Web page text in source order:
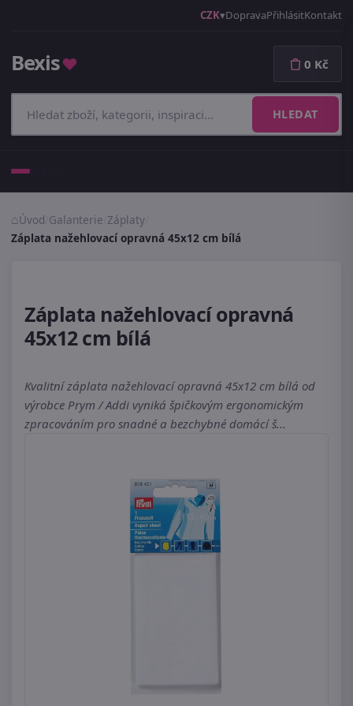
CZK DopravaPřihlásitKontakt
Bexis♥
HLEDAT
0 Kč
Úvod Galanterie Záplaty
Záplata nažehlovací opravná 45x12 cm bílá
Záplata nažehlovací opravná
45x12 cm bílá
Kvalitní záplata nažehlovací opravná 45x12 cm bílá od
výrobce Prym / Addi vyniká špičkovým ergonomickým
zpracováním pro snadné a bezchybné domácí š...